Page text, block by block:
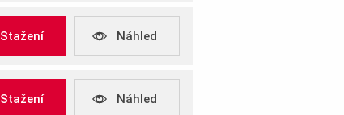
Stažení Náhled
Stažení Náhled